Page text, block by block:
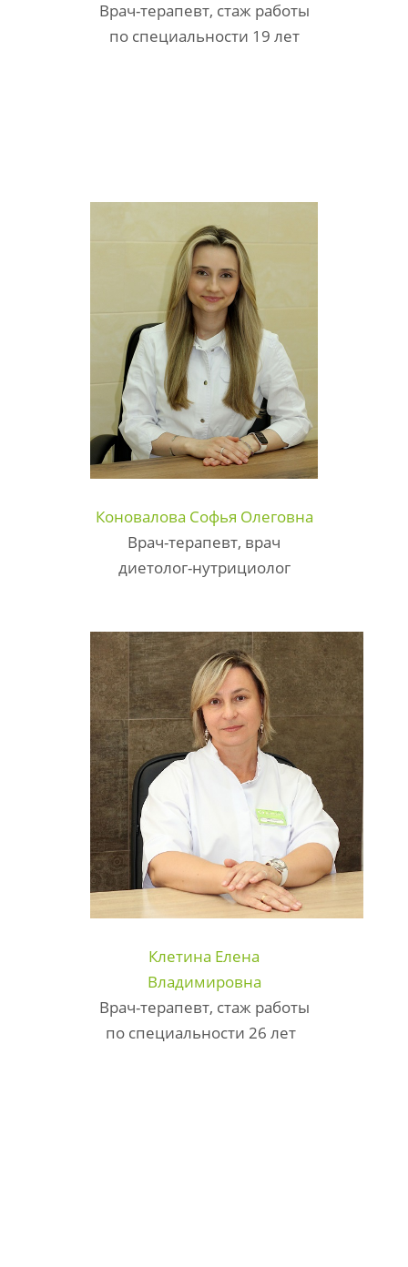
Врач-терапевт, стаж работы
по специальности 19 лет
Коновалова Софья Олеговна
Врач-терапевт, врач
диетолог-нутрициолог
Клетина Елена
Владимировна
Врач-терапевт, стаж работы
по специальности 26 лет